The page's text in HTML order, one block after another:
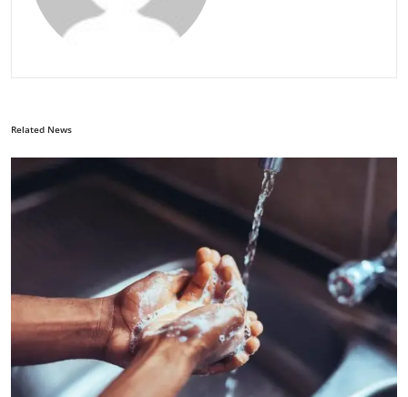
Related News